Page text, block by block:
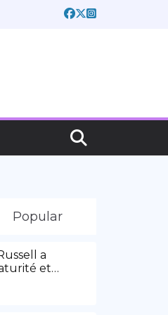
Popular
a
et
de Russell